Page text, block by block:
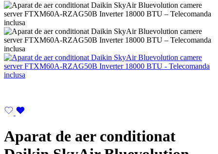
Aparat de aer conditionat